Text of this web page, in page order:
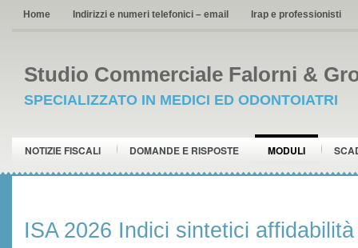
Home Indirizzi e numeri telefonici – email Irap e professionisti
Studio Commerciale Falorni &
SPECIALIZZATO IN MEDICI ED ODONTOIATRI
NOTIZIE FISCALI DOMANDE E RISPOSTE MODULI
ISA 2026 Indici sintetici